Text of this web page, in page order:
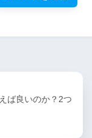
ば良いのか？2つ